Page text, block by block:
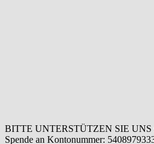
BITTE UNTERSTÜTZEN SIE UNS
Spende an Kontonummer: